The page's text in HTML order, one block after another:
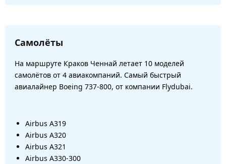
Самолёты
На маршруте Краков Ченнай летает 10 моделей
самолётов от 4 авиакомпаний. Самый быстрый
авиалайнер Boeing 737-800, от компании Flydubai.
Airbus A319
Airbus A320
Airbus A321
Airbus A330-300